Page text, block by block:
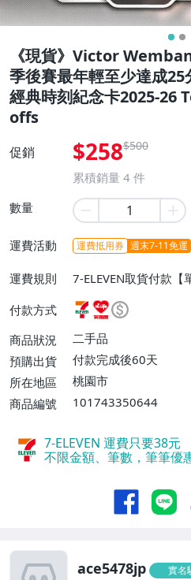
《現貨》Victor
季後賽最年輕至少達成25
經典時刻紀念卡2025-26
offs
促銷 $258$500
累積銷量 4 件
數量
運費活動 運費抵用券 週末7-11免運
運費規則
7-ELEVEN取貨付款
件或消費滿$10000免
貨不付款【單件運費
款【單件運費$60、
00免運費】、郵局掛
100件或消費滿
付款方式
商品狀況
二手品
預購出貨
付款完成後60天
所在地區
桃園市
商品編號
101743350644
7-ELEVEN 運費只要38元
不限金額、筆數，筆筆優
ace5478jp 實名